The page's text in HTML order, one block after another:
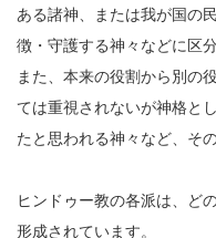
ある諸神、または我が国の
徴・守護する神々などに区
また、本来の役割から別の
ては重視されないが神格と
たと思われる神々など、そ
ヒンドゥー教の各派は、ど
形成されています。